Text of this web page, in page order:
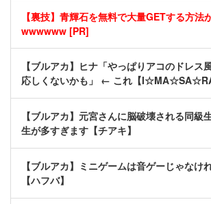
【裏技】青輝石を無料で大量GETする方法
wwwwww [PR]
【ブルアカ】ヒナ「やっぱりアコのドレス
応しくないかも」 ← これ【
【ブルアカ】元宮さんに脳破壊される同級
生が多すぎます【チアキ】
【ブルアカ】ミニゲームは音ゲーじゃなけ
【ハフバ】